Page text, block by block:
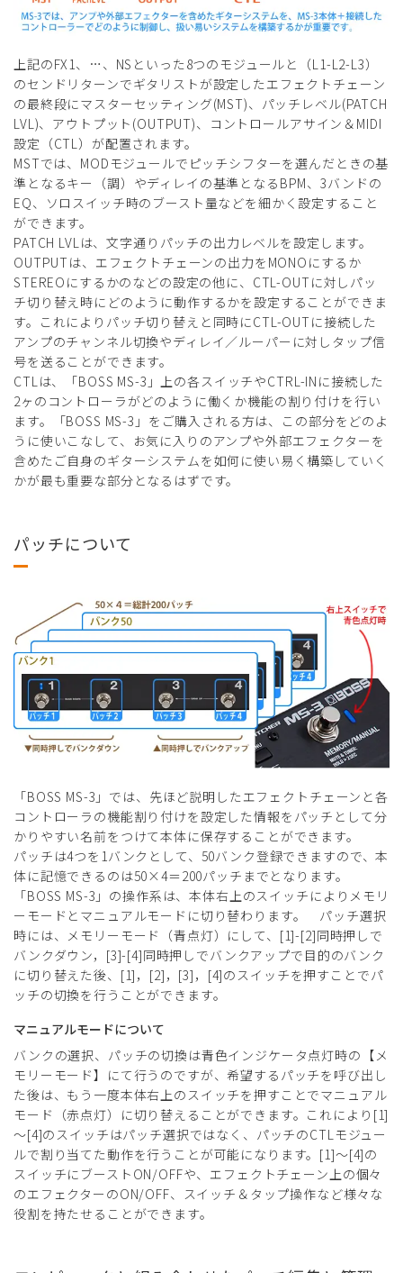
上記のFX1、…、NSといった8つのモジュールと（L1-L2-L3）
のセンドリターンでギタリストが設定したエフェクトチェーン
の最終段にマスターセッティング(MST)、パッチレベル(PATCH
LVL)、アウトプット(OUTPUT)、コントロールアサイン＆MIDI
設定（CTL）が配置されます。
MSTでは、MODモジュールでピッチシフターを選んだときの基
準となるキー（調）やディレイの基準となるBPM、3バンドの
EQ、ソロスイッチ時のブースト量などを細かく設定すること
ができます。
PATCH LVLは、文字通りパッチの出力レベルを設定します。
OUTPUTは、エフェクトチェーンの出力をMONOにするか
STEREOにするかのなどの設定の他に、CTL-OUTに対しパッ
チ切り替え時にどのように動作するかを設定することができま
す。これによりパッチ切り替えと同時にCTL-OUTに接続した
アンプのチャンネル切換やディレイ／ルーパーに対しタップ信
号を送ることができます。
CTLは、「BOSS MS-3」上の各スイッチやCTRL-INに接続した
2ヶのコントローラがどのように働くか機能の割り付けを行い
ます。「BOSS MS-3」をご購入される方は、この部分をどのよ
うに使いこなして、お気に入りのアンプや外部エフェクターを
含めたご自身のギターシステムを如何に使い易く構築していく
かが最も重要な部分となるはずです。
パッチについて
「BOSS MS-3」では、先ほど説明したエフェクトチェーンと各
コントローラの機能割り付けを設定した情報をパッチとして分
かりやすい名前をつけて本体に保存することができます。
パッチは4つを1バンクとして、50バンク登録できますので、本
体に記憶できるのは50×4＝200パッチまでとなります。
「BOSS MS-3」の操作系は、本体右上のスイッチによりメモリ
ーモードとマニュアルモードに切り替わります。 パッチ選択
時には、メモリーモード（青点灯）にして、[1]-[2]同時押しで
バンクダウン，[3]-[4]同時押しでバンクアップで目的のバンク
に切り替えた後、[1]，[2]，[3]，[4]のスイッチを押すことでパ
ッチの切換を行うことができます。
マニュアルモードについて
バンクの選択、パッチの切換は青色インジケータ点灯時の【メ
モリーモード】にて行うのですが、希望するパッチを呼び出し
た後は、もう一度本体右上のスイッチを押すことでマニュアル
モード（赤点灯）に切り替えることができます。これにより[1]
～[4]のスイッチはパッチ選択ではなく、パッチのCTLモジュー
ルで割り当てた動作を行うことが可能になります。[1]～[4]の
スイッチにブーストON/OFFや、エフェクトチェーン上の個々
のエフェクターのON/OFF、スイッチ＆タップ操作など様々な
役割を持たせることができます。